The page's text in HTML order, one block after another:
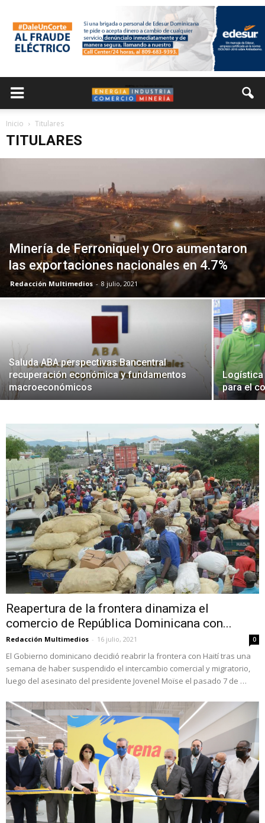
Inicio Titulares
TITULARES
Minería de Ferroniquel y Oro aumentaron
las exportaciones nacionales en 4.7%
Redacción Multimedios - 8 julio, 2021
Saluda ABA perspectivas Bancentral
recuperación económica y fundamentos
macroeconómicos
para el
Reapertura de la frontera dinamiza el
comercio de República Dominicana con...
Redacción Multimedios - 16 julio, 2021 0
El Gobierno dominicano decidió reabrir la frontera con Haití tras una
semana de haber suspendido el intercambio comercial y migratorio,
luego del asesinato del presidente Jovenel Moïse el pasado 7 de …